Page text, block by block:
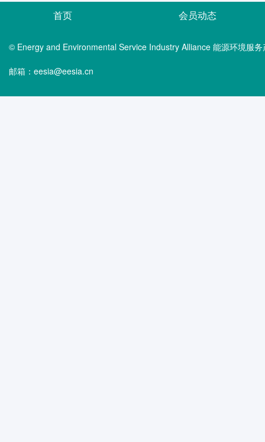
首页 会员动态
© Energy and Environmental Service Industry Alliance 能源环境服
邮箱：eesia@eesia.cn